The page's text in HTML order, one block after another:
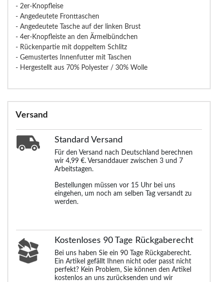
- 2er-Knopfleise
- Angedeutete Fronttaschen
- Angedeutete Tasche auf der linken Brust
- 4er-Knopfleiste an den Ärmelbündchen
- Rückenpartie mit doppeltem Schlitz
- Gemustertes Innenfutter mit Taschen
- Hergestellt aus 70% Polyester / 30% Wolle
Versand
Standard Versand
Für den Versand nach Deutschland berechnen
wir 4,99 €. Versanddauer zwischen 3 und 7
Arbeitstagen.
Bestellungen müssen vor 15 Uhr bei uns
eingehen, um noch am selben Tag versandt zu
werden.
Kostenloses 90 Tage Rückgaberecht
Bei uns haben Sie ein 90 Tage Rückgaberecht.
Ein Artikel gefällt Ihnen nicht oder passt nicht
perfekt? Kein Problem, Sie können den Artikel
kostenlos an uns zurücksenden und wir